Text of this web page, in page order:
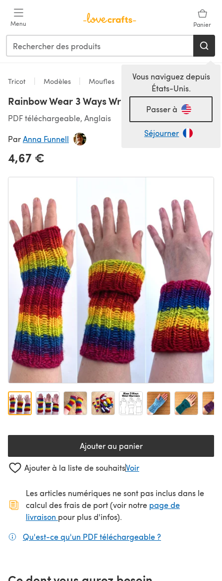
Menu Panier
Vous naviguez depuis
États-Unis.
Passer à
Séjourner
Tricot Modèles Moufles
Rainbow Wear 3 Ways Wrist Warmers
PDF téléchargeable, Anglais
ParAnna Funnell
4,67 €
Ajouter au panier
Ajouter à la liste de souhaitsVoir
Les articles numériques ne sont pas inclus dans le
calcul des frais de port (voir notre page de
livraison (s'ouvre dans un nouvel onglet)
pour plus d'infos).
Qu'est-ce qu'un PDF téléchargeable ?